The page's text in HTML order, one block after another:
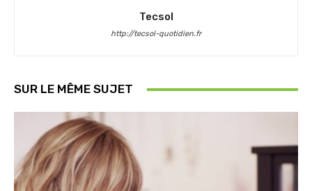
Tecsol
http://tecsol-quotidien.fr
SUR LE MÊME SUJET